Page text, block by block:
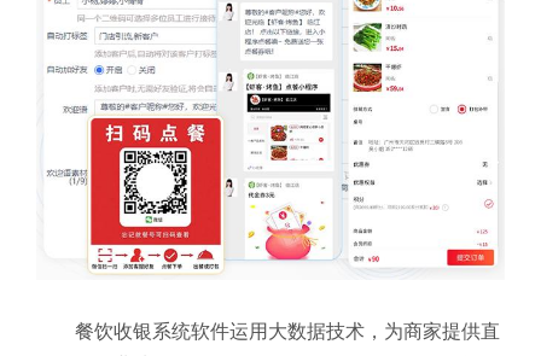
餐饮收银系统软件运用大数据技术，为商家提供直